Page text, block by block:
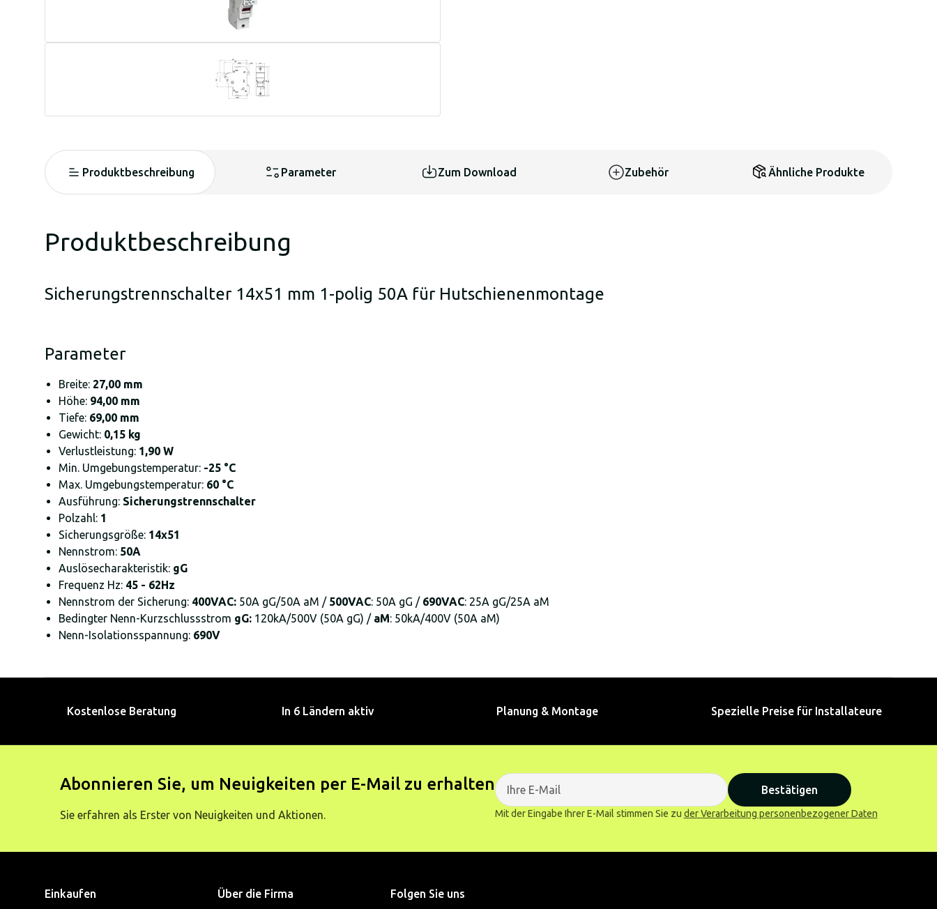
Produktbeschreibung Parameter Zum Download Zubehör Ähnliche Produkte
Produktbeschreibung
Sicherungstrennschalter 14x51 mm 1-polig 50A für Hutschienenmontage
Parameter
Breite: 27,00 mm
Höhe: 94,00 mm
Tiefe: 69,00 mm
Gewicht: 0,15 kg
Verlustleistung: 1,90 W
Min. Umgebungstemperatur: -25 °C
Max. Umgebungstemperatur: 60 °C
Ausführung: Sicherungstrennschalter
Polzahl: 1
Sicherungsgröße: 14x51
Nennstrom: 50A
Auslösecharakteristik: gG
Frequenz Hz: 45 - 62Hz
Nennstrom der Sicherung: 400VAC: 50A gG/50A aM / 500VAC: 50A gG / 690VAC: 25A gG/25A aM
Bedingter Nenn-Kurzschlussstrom gG: 120kA/500V (50A gG) / aM: 50kA/400V (50A aM)
Nenn-Isolationsspannung: 690V
Kostenlose Beratung In 6 Ländern aktiv Planung & Montage Spezielle Preise für Installateure
Abonnieren Sie, um Neuigkeiten per E-Mail zu erhalten
Sie erfahren als Erster von Neuigkeiten und Aktionen.
Bestätigen
Mit der Eingabe Ihrer E-Mail stimmen Sie zu der Verarbeitung personenbezogener Daten
Einkaufen Über die Firma Folgen Sie uns